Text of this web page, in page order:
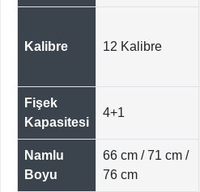
Kalibre 12 Kalibre
Fişek
Kapasitesi
4+1
Namlu
Boyu
66 cm / 71 cm /
76 cm